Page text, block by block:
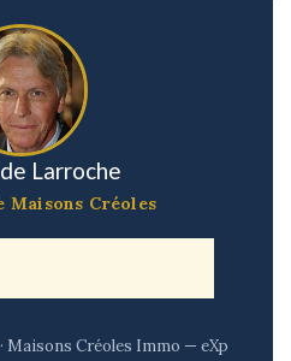
Larroche
Maisons Créoles
Maisons Créoles Immo — eXp